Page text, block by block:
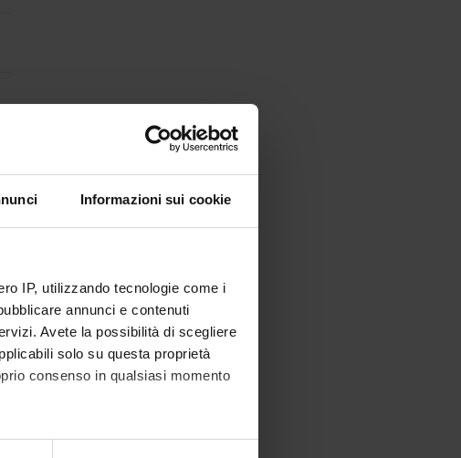
Informazioni sui cookie
IP, utilizzando tecnologie come i
annunci e contenuti
Avete la possibilità di scegliere
solo su questa proprietà
consenso in qualsiasi momento